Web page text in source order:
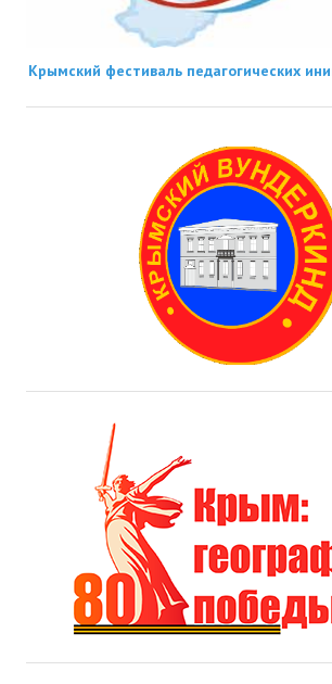
Крымский фестиваль педагогических